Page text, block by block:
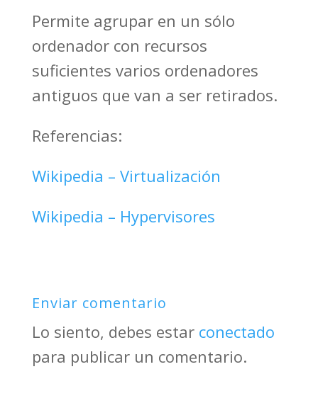
Permite agrupar en un sólo
ordenador con recursos
suficientes varios ordenadores
antiguos que van a ser retirados.
Referencias:
Wikipedia – Virtualización
Wikipedia – Hypervisores
Enviar comentario
Lo siento, debes estar conectado
para publicar un comentario.